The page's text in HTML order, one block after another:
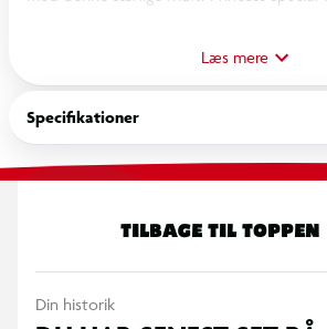
magisk kostume, så du kan fejre det
og eventyr. Perfekt til udklædning, fest
fantasien får frit spil, og du kan opleve
Disney-stemning sammen med dine
Læs mere
Specifikationer
TILBAGE TIL TOPPEN
Din historik